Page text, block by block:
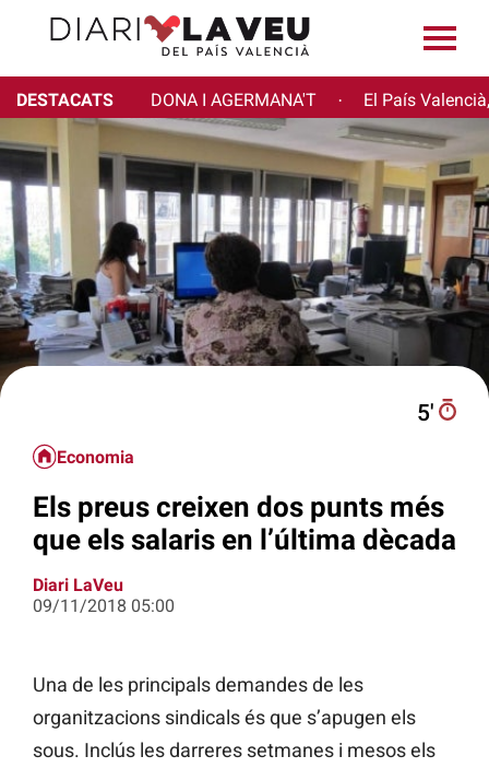
DESTACATS DONA I AGERMANA'T · El País
5′
Economia
Els preus creixen dos punts més
que els salaris en l’última dècada
Diari LaVeu
09/11/2018 05:00
Una de les principals demandes de les
organitzacions sindicals és que s’apugen els
sous. Inclús les darreres setmanes i mesos els